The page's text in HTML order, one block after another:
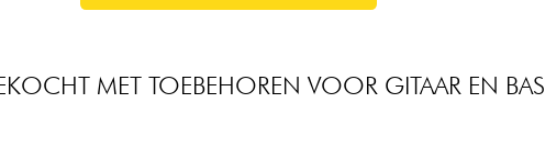
MET TOEBEHOREN VOOR GITAAR EN BAS